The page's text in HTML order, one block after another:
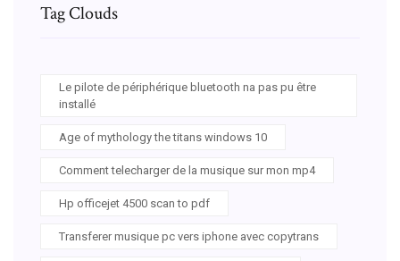
Tag Clouds
Le pilote de périphérique bluetooth na pas pu être
installé
Age of mythology the titans windows 10
Comment telecharger de la musique sur mon mp4
Hp officejet 4500 scan to pdf
Transferer musique pc vers iphone avec copytrans